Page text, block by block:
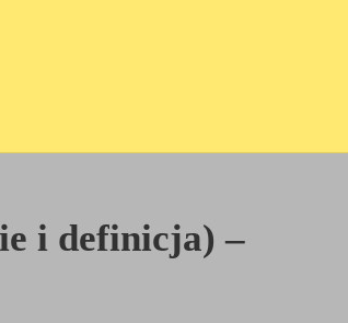
i definicja) –